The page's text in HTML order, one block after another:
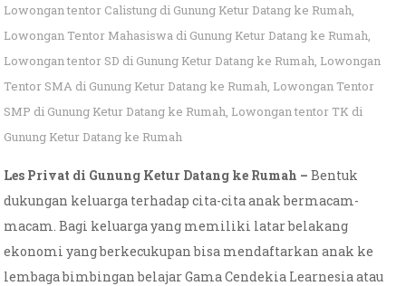
Lowongan tentor Calistung di Gunung Ketur Datang ke Rumah,
Lowongan Tentor Mahasiswa di Gunung Ketur Datang ke Rumah,
Lowongan tentor SD di Gunung Ketur Datang ke Rumah, Lowongan
Tentor SMA di Gunung Ketur Datang ke Rumah, Lowongan Tentor
SMP di Gunung Ketur Datang ke Rumah, Lowongan tentor TK di
Gunung Ketur Datang ke Rumah
Les Privat di Gunung Ketur Datang ke Rumah – Bentuk
dukungan keluarga terhadap cita-cita anak bermacam-
macam. Bagi keluarga yang memiliki latar belakang
ekonomi yang berkecukupan bisa mendaftarkan anak ke
lembaga bimbingan belajar Gama Cendekia Learnesia atau